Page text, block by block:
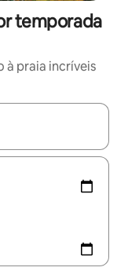
temporada
à praia incríveis
explore-os